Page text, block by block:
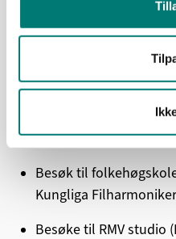
Konserter og besøk til
jam, Glenn Miller Kafé
Workshops og
artister/musikere/
artist/produsent/
Besøk til
Kungliga
Besøke til RMV studio